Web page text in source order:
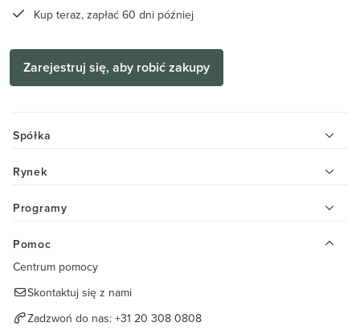
Kup teraz, zapłać 60 dni później
Zarejestruj się, aby robić zakupy
Spółka
Rynek
Programy
Pomoc
Centrum pomocy
Skontaktuj się z nami
Zadzwoń do nas: +31 20 308 0808